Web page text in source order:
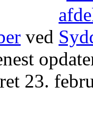
ved
23.